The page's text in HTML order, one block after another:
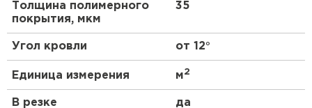
Толщина полимерного
покрытия, мкм
35
Угол кровли от 12°
Единица измерения м2
В резке да